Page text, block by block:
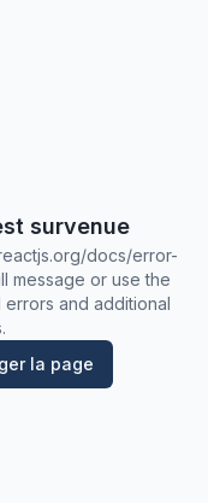
survenue
docs/error-
message or use the
and additional
la page